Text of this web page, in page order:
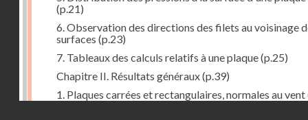
(p.21)
6. Observation des directions des filets au voisinage
surfaces (p.23)
7. Tableaux des calculs relatifs à une plaque(p.25)
Chapitre II. Résultats généraux(p.39)
1. Plaques carrées et rectangulaires, normales au vent